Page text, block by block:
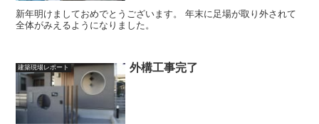
新年明けましておめでとうございます。 年末に足場が取り外されて
全体がみえるようになりました。
建築現場レポート 外構工事完了